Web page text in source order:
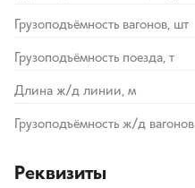
Грузоподъёмность вагонов, шт
Грузоподъёмность поезда, т
Длина ж/д линии, м
Грузоподъёмность ж/д вагонов
Реквизиты